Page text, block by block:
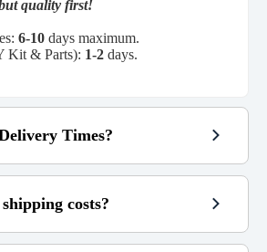
quality first!
6-10 days maximum.
Kit & Parts): 1-2 days.
Times?
costs?